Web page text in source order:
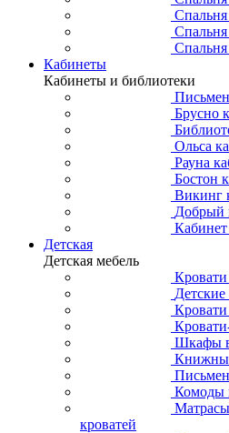
Кабинеты
Кабинеты и библиотеки
Брусно
Ольса
Рауна
Бостон
Викинг
Добрый
Детская
Детская мебель
Детские
Шкафы
Комоды
кроватей